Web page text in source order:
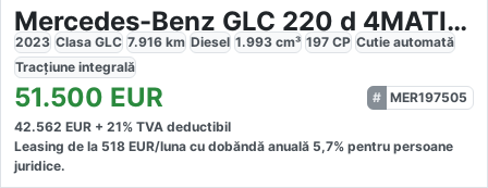
Mercedes-Benz GLC 220 d 4MATIC AMG
2023 Clasa GLC 7.916 km Diesel 1.993 cm³ 197 CP Cutie automată
Tracțiune integrală
51.500 EUR
MER197505
42.562 EUR + 21% TVA deductibil
Leasing de la 518 EUR/luna cu dobăndă anuală 5,7% pentru persoane
juridice.